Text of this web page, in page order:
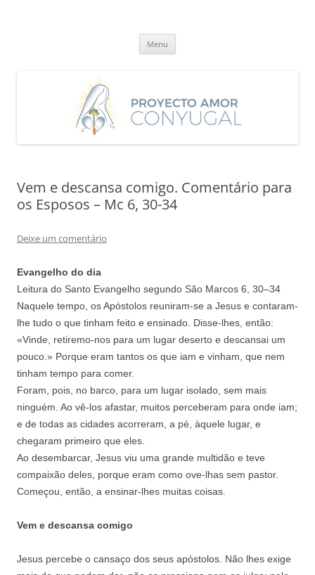
Menu
Vem e descansa comigo. Comentário para
os Esposos – Mc 6, 30-34
Deixe um comentário
Evangelho do dia
Leitura do Santo Evangelho segundo São Marcos 6, 30–34
Naquele tempo, os Apóstolos reuniram-se a Jesus e contaram-
lhe tudo o que tinham feito e ensinado. Disse-lhes, então:
«Vinde, retiremo-nos para um lugar deserto e descansai um
pouco.» Porque eram tantos os que iam e vinham, que nem
tinham tempo para comer.
Foram, pois, no barco, para um lugar isolado, sem mais
ninguém. Ao vê-los afastar, muitos perceberam para onde iam;
e de todas as cidades acorreram, a pé, àquele lugar, e
chegaram primeiro que eles.
Ao desembarcar, Jesus viu uma grande multidão e teve
compaixão deles, porque eram como ove-lhas sem pastor.
Começou, então, a ensinar-lhes muitas coisas.
Vem e descansa comigo
Jesus percebe o cansaço dos seus apóstolos. Não lhes exige